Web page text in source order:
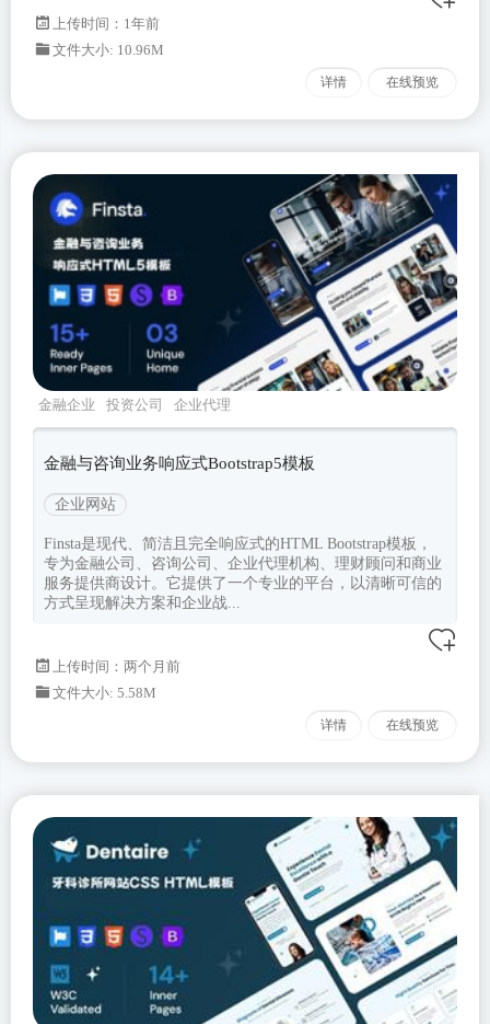
上传时间：1年前
文件大小: 10.96M
详情 在线预览
金融企业 投资公司
企业代理
金融与咨询业务响应式Bootstrap5模板
企业网站
Finsta是现代、简洁且完全响应式的HTML Bootstrap模板，
专为金融公司、咨询公司、企业代理机构、理财顾问和商业
服务提供商设计。它提供了一个专业的平台，以清晰可信的
方式呈现解决方案和企业战...
上传时间：两个月前
文件大小: 5.58M
详情 在线预览